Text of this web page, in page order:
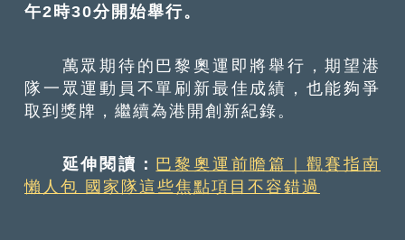
午2時30分開始舉行。
萬眾期待的巴黎奧運即將舉行，期望港
隊一眾運動員不單刷新最佳成績，也能夠爭
取到獎牌，繼續為港開創新紀錄。
延伸閱讀： 巴黎奧運前瞻篇｜觀賽指南
懶人包 國家隊這些焦點項目不容錯過